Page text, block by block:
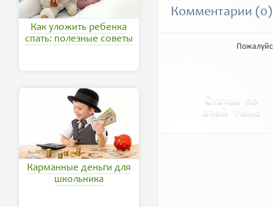
Как уложить ребенка
спать: полезные советы
Карманные деньги для
школьника
Комментарии (0)